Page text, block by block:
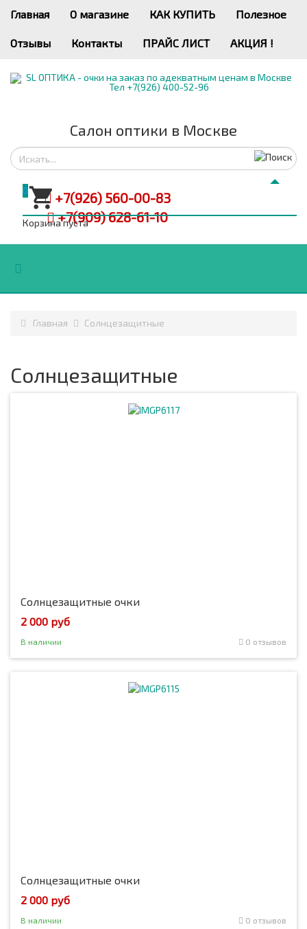
Главная О магазине КАК КУПИТЬ Полезное
Отзывы Контакты ПРАЙС ЛИСТ АКЦИЯ !
Салон оптики в Москве
+7(926) 560-00-83
+7(909) 628-61-10
0
Корзина пуста
Главная Солнцезащитные
Солнцезащитные
Солнцезащитные очки
2 000 руб
В наличии 0 отзывов
Солнцезащитные очки
2 000 руб
В наличии 0 отзывов